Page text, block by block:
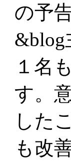
の予
&blog
１名
す。
した
も改